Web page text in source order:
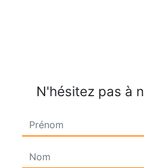
N'hésitez pas à